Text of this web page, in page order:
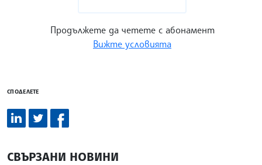
Продължете да четете с абонамент
Вижте условията
СПОДЕЛЕТЕ
СВЪРЗАНИ НОВИНИ